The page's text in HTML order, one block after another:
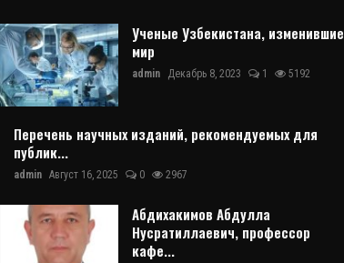
Ученые Узбекистана, изменившие
мир
admin Декабрь 8, 2023 1 5192
Перечень научных изданий, рекомендуемых для
публик...
admin Август 16, 2025 0 2967
Абдихакимов Абдулла
Нусратиллаевич, профессор
кафе...